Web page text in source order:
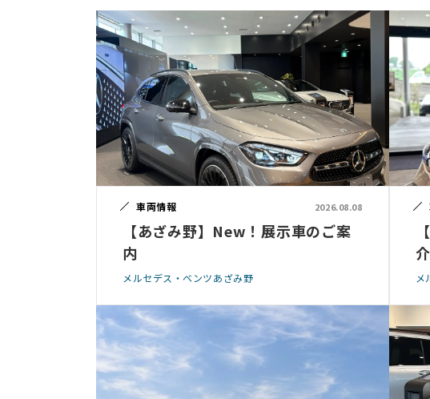
車両情報 2026.08.08
【あざみ野】New！展示車のご案
内
メルセデス・ベンツあざみ野 メ